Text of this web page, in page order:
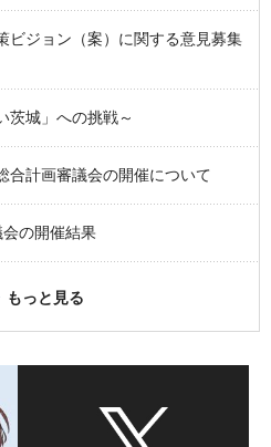
ビジョン（案）に関する意見募集
茨城」への挑戦～
合計画審議会の開催について
の開催結果
もっと見る